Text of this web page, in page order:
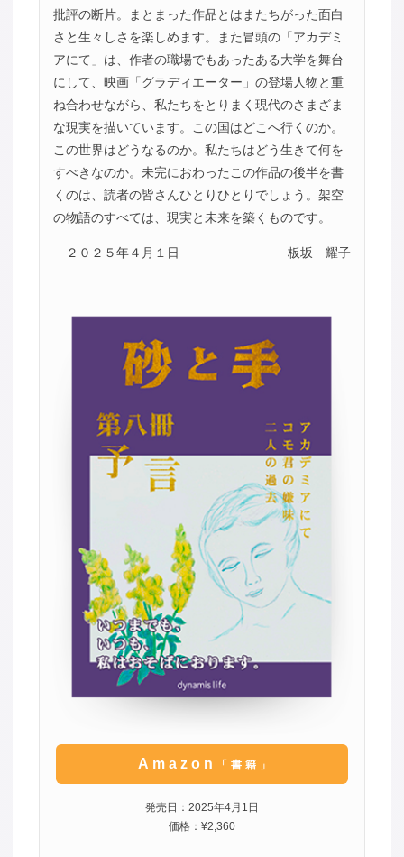
批評の断片。まとまった作品とはまたちがった面白
さと生々しさを楽しめます。また冒頭の「アカデミ
アにて」は、作者の職場でもあったある大学を舞台
にして、映画「グラディエーター」の登場人物と重
ね合わせながら、私たちをとりまく現代のさまざま
な現実を描いています。この国はどこへ行くのか。
この世界はどうなるのか。私たちはどう生きて何を
すべきなのか。未完におわったこの作品の後半を書
くのは、読者の皆さんひとりひとりでしょう。架空
の物語のすべては、現実と未来を築くものです。
２０２５年４月１日 板坂 耀子
Amazon 「書籍」
発売日：2025年4月1日
価格：¥2,360